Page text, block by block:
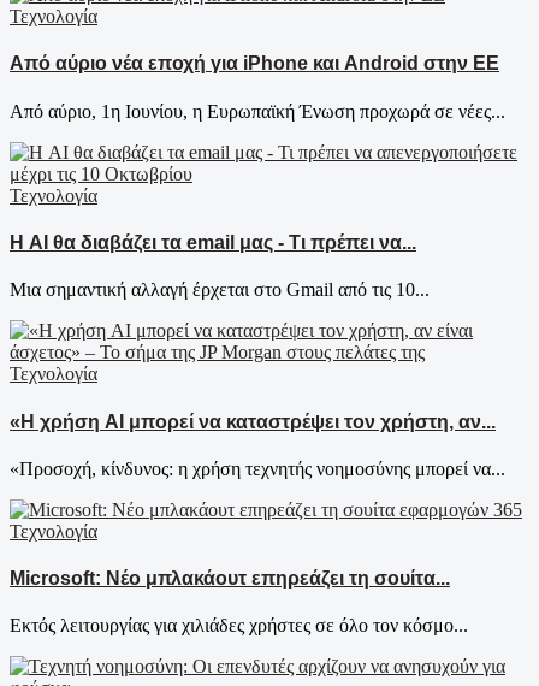
Τεχνολογία
Από αύριο νέα εποχή για iPhone και Android στην ΕΕ
Από αύριο, 1η Ιουνίου, η Ευρωπαϊκή Ένωση προχωρά σε νέες...
Τεχνολογία
Η AI θα διαβάζει τα email μας - Τι πρέπει να...
Μια σημαντική αλλαγή έρχεται στο Gmail από τις 10...
Τεχνολογία
«Η χρήση AI μπορεί να καταστρέψει τον χρήστη, αν...
«Προσοχή, κίνδυνος: η χρήση τεχνητής νοημοσύνης μπορεί να...
Τεχνολογία
Microsoft: Νέο μπλακάουτ επηρεάζει τη σουίτα...
Εκτός λειτουργίας για χιλιάδες χρήστες σε όλο τον κόσμο...